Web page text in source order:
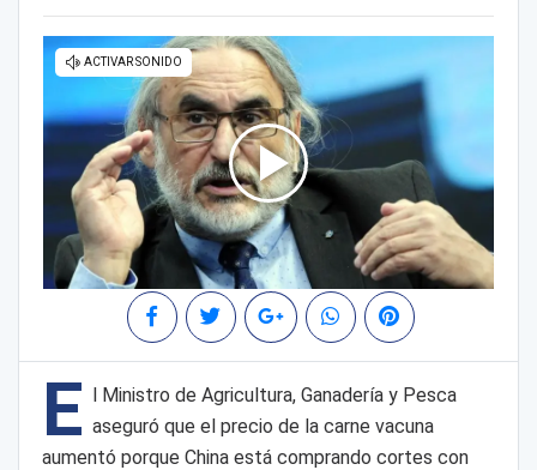
E l Ministro de Agricultura, Ganadería y Pesca
aseguró que el precio de la carne vacuna
aumentó porque China está comprando cortes con